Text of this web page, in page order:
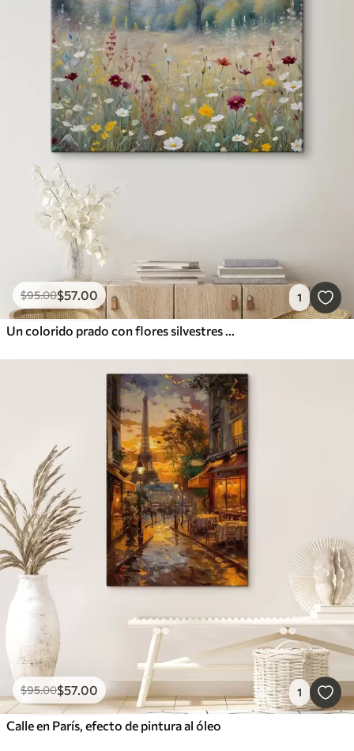
$95.00$57.00 1
Un colorido prado con flores silvestres con un bosque borroso al fondo
$95.00$57.00 1
Calle en París, efecto de pintura al óleo